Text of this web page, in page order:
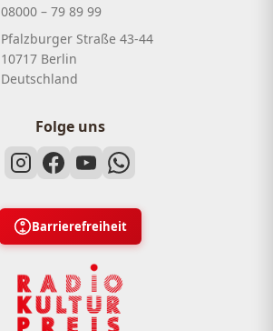
08000 – 79 89 99
Pfalzburger Straße 43-44
10717 Berlin
Deutschland
Folge uns
Barrierefreiheit